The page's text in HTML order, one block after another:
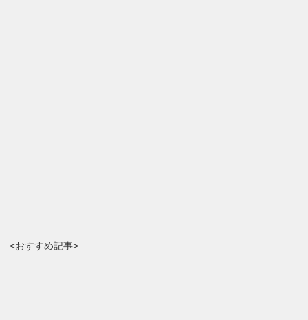
<おすすめ記事>